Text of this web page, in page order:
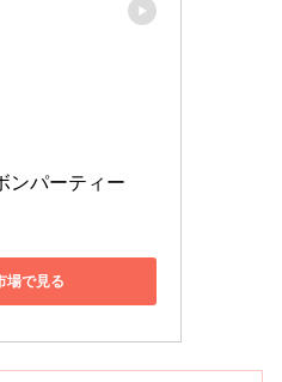
ンパーティー
場で見る